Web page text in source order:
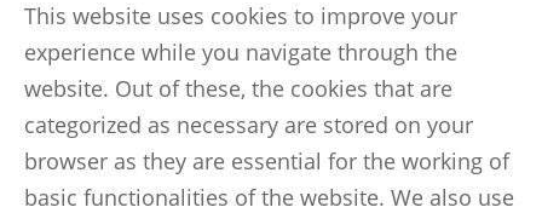
This website uses cookies to improve your
experience while you navigate through the
website. Out of these, the cookies that are
categorized as necessary are stored on your
browser as they are essential for the working of
basic functionalities of the website. We also use